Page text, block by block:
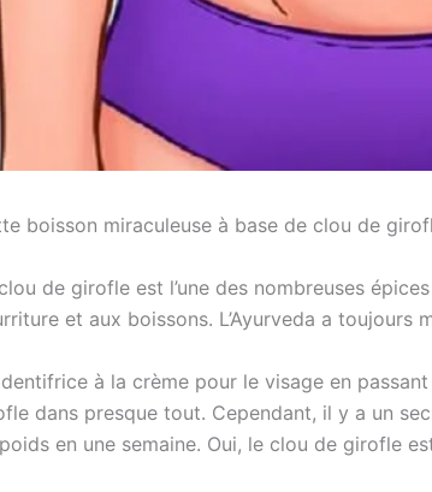
boisson miraculeuse à base de clou de
de girofle est l’une des nombreuses
et aux boissons. L’Ayurveda a
à la crème pour le visage en
dans presque tout. Cependant, il y a un
en une semaine. Oui, le clou de girofle